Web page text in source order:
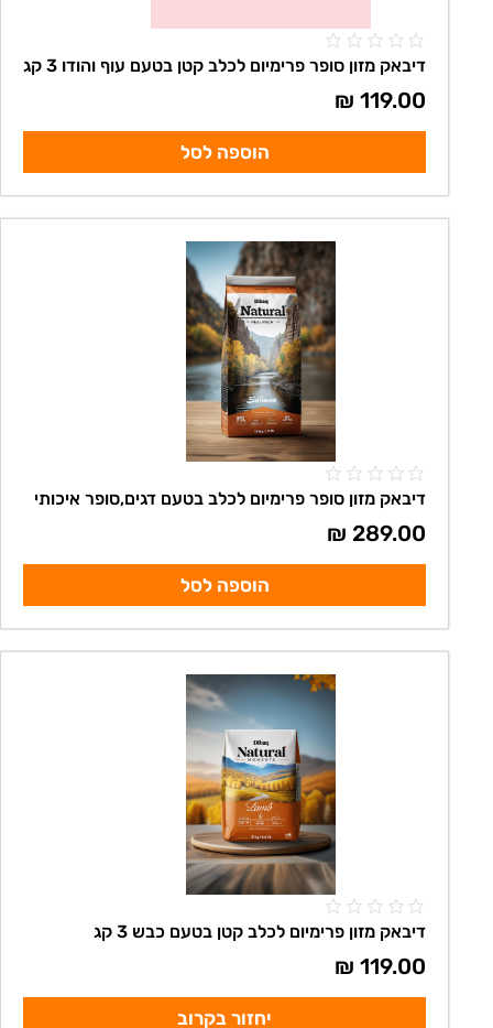
דיבאק מזון סופר פרימיום לכלב קטן בטעם עוף והודו 3 קג
119.00
₪
הוספה לסל
דיבאק מזון סופר פרימיום לכלב בטעם דגים,סופר איכותי
289.00
₪
הוספה לסל
דיבאק מזון פרימיום לכלב קטן בטעם כבש 3 קג
119.00
₪
יחזור בקרוב